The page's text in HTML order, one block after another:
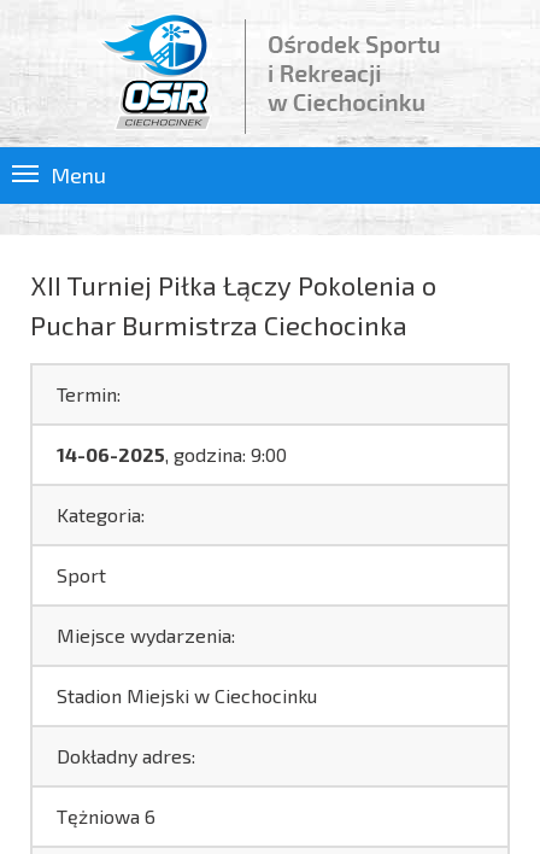
Menu
XII Turniej Piłka Łączy Pokolenia o
Puchar Burmistrza Ciechocinka
Termin:
14-06-2025, godzina: 9:00
Kategoria:
Sport
Miejsce wydarzenia:
Stadion Miejski w Ciechocinku
Dokładny adres:
Tężniowa 6